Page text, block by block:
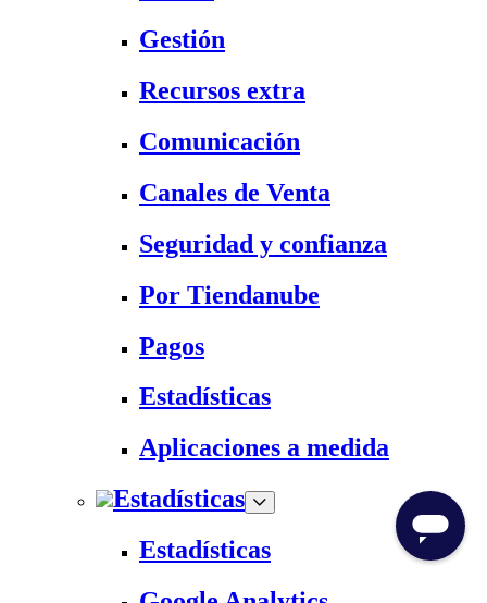
Gestión
Recursos extra
Comunicación
Canales de Venta
Seguridad y confianza
Por Tiendanube
Pagos
Estadísticas
Aplicaciones a medida
Estadísticas
Estadísticas